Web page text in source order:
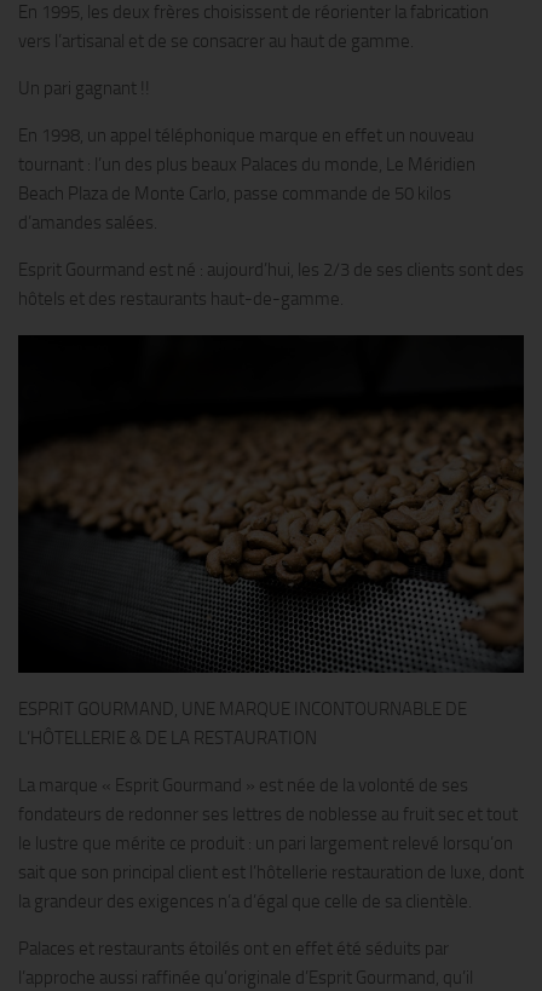
En 1995, les deux frères choisissent de réorienter la fabrication
vers l’artisanal et de se consacrer au haut de gamme.
Un pari gagnant !!
En 1998, un appel téléphonique marque en effet un nouveau
tournant : l’un des plus beaux Palaces du monde, Le Méridien
Beach Plaza de Monte Carlo, passe commande de 50 kilos
d’amandes salées.
Esprit Gourmand est né : aujourd’hui, les 2/3 de ses clients sont des
hôtels et des restaurants haut-de-gamme.
ESPRIT GOURMAND, UNE MARQUE INCONTOURNABLE DE
L’HÔTELLERIE & DE LA RESTAURATION
La marque « Esprit Gourmand » est née de la volonté de ses
fondateurs de redonner ses lettres de noblesse au fruit sec et tout
le lustre que mérite ce produit : un pari largement relevé lorsqu’on
sait que son principal client est l’hôtellerie restauration de luxe, dont
la grandeur des exigences n’a d’égal que celle de sa clientèle.
Palaces et restaurants étoilés ont en effet été séduits par
l’approche aussi raffinée qu’originale d’Esprit Gourmand, qu’il